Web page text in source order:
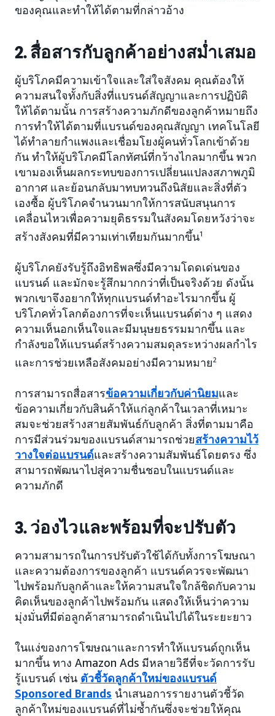
ของคุณและทำให้ได้ตามที่กล่าวอ้าง
2. สื่อสารกับลูกค้าอย่างสม่ำเสมอ
ผู้บริโภคมีความเข้าใจและใส่ใจสังคม คุณต้องให้
ความสนใจทั้งกับสิ่งที่แบรนด์สัญญาและการปฏิบัติ
ให้ได้ตามนั้น การสร้างความภักดีของลูกค้าหมายถึง
การทำให้ได้ตามที่แบรนด์ของคุณสัญญา เทคโนโลยี
ได้ทำลายกำแพงและเชื่อมโยงผู้คนทั่วโลกเข้าด้วย
กัน ทำให้ผู้บริโภคมีโลกทัศน์ที่กว้างไกลมากขึ้น พวก
เขามองเห็นผลกระทบของการเปลี่ยนแปลงสภาพภูมิ
อากาศ และย้อนกลับมาทบทวนถึงนิสัยและสิ่งที่ตัว
เองซื้อ ผู้บริโภคจำนวนมากให้การสนับสนุนการ
เคลื่อนไหวเพื่อความยุติธรรมในสังคมโดยหวังว่าจะ
สร้างสังคมที่มีความเท่าเทียมกันมากขึ้น1
ผู้บริโภคยังรับรู้ถึงอิทธิพลซึ่งมีความโดดเด่นของ
แบรนด์ และมักจะรู้สึกมากกว่าที่เป็นจริงด้วย ดังนั้น
พวกเขาจึงอยากให้ทุกแบรนด์ทำอะไรมากขึ้น ผู้
บริโภคทั่วโลกต้องการที่จะเห็นแบรนด์ต่าง ๆ แสดง
ความเห็นอกเห็นใจและมีมนุษยธรรมมากขึ้น และ
กำลังขอให้แบรนด์สร้างความสมดุลระหว่างผลกำไร
และการช่วยเหลือสังคมอย่างมีความหมาย2
การสามารถสื่อสารข้อความเกี่ยวกับค่านิยมและ
ข้อความเกี่ยวกับสินค้าให้แก่ลูกค้าในเวลาที่เหมาะ
สมจะช่วยสร้างสายสัมพันธ์กับลูกค้า สิ่งที่ตามมาคือ
การมีส่วนร่วมของแบรนด์สามารถช่วยสร้างความไว้
วางใจต่อแบรนด์และสร้างความสัมพันธ์โดยตรง ซึ่ง
สามารถพัฒนาไปสู่ความชื่นชอบในแบรนด์และ
ความภักดี
3. ว่องไวและพร้อมที่จะปรับตัว
ความสามารถในการปรับตัวใช้ได้กับทั้งการโฆษณา
และความต้องการของลูกค้า แบรนด์ควรจะพัฒนา
ไปพร้อมกับลูกค้าและให้ความสนใจใกล้ชิดกับความ
คิดเห็นของลูกค้าไปพร้อมกัน แสดงให้เห็นว่าความ
มุ่งมั่นที่มีต่อลูกค้าสามารถดำเนินไปได้ในระยะยาว
ในแง่ของการโฆษณาและการทำให้แบรนด์ถูกเห็น
มากขึ้น ทาง Amazon Ads มีหลายวิธีที่จะวัดการรับ
รู้แบรนด์ เช่น ตัวชี้วัดลูกค้าใหม่ของแบรนด์
Sponsored Brands นำเสนอการรายงานตัวชี้วัด
ลูกค้าใหม่ของแบรนด์ที่ไม่ซ้ำกันซึ่งจะช่วยให้คุณ